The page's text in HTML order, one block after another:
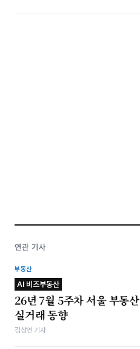
연관 기사
부동산
AI 비즈부동산
26년 7월 5주차 서울 부동산
실거래 동향
김상연 기자